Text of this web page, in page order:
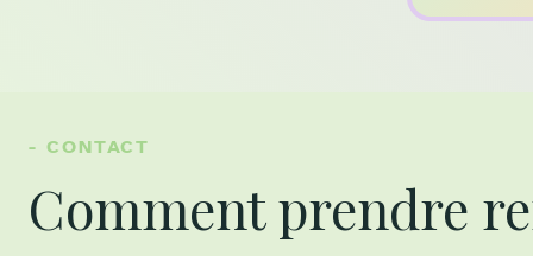
- CONTACT
Comment prendre